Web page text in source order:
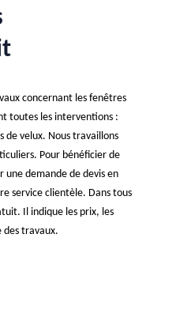
concernant les fenêtres
toutes les interventions :
de velux. Nous travaillons
Pour bénéficier de
demande de devis en
service clientèle. Dans tous
Il indique les prix, les
des travaux.